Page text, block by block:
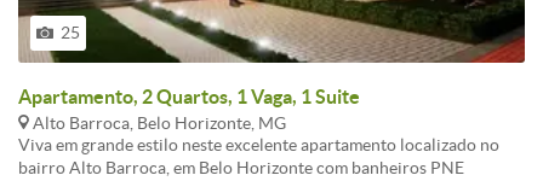
25
Apartamento, 2 Quartos, 1 Vaga, 1 Suite
Alto Barroca, Belo Horizonte, MG
Viva em grande estilo neste excelente apartamento localizado no
bairro Alto Barroca, em Belo Horizonte com banheiros PNE